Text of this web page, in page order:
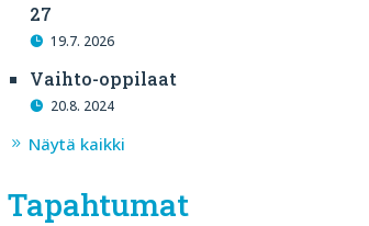
27
19.7. 2026
Vaihto-oppilaat
20.8. 2024
Näytä kaikki
Tapahtumat